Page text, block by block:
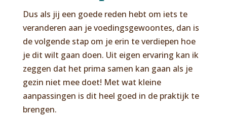
Dus als jij een goede reden hebt om iets te
veranderen aan je voedingsgewoontes, dan is
de volgende stap om je erin te verdiepen hoe
je dit wilt gaan doen. Uit eigen ervaring kan ik
zeggen dat het prima samen kan gaan als je
gezin niet mee doet! Met wat kleine
aanpassingen is dit heel goed in de praktijk te
brengen.